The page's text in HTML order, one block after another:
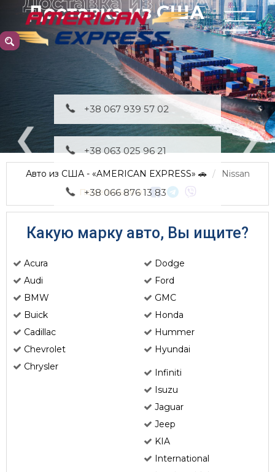
Доставка из США
+38 067 939 57 02
+38 063 025 96 21
+38 066 876 13 83
Авто из США - «AMERICAN EXPRESS» 🚗
Nissan
Поделиться в:
Какую марку авто, Вы ищите?
Acura
Audi
BMW
Buick
Cadillac
Chevrolet
Chrysler
Dodge
Ford
GMC
Honda
Hummer
Hyundai
Infiniti
Isuzu
Jaguar
Jeep
KIA
International